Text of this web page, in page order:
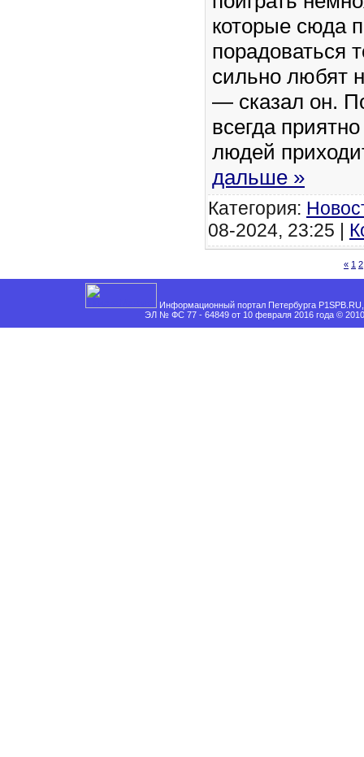
которые сюда
порадоваться
сильно любят
— сказал он.
всегда
людей
дальше »
Категория:
08-2024, 23:25 |
« 1 2
Информационный портал Петербурга
ЭЛ № ФС 77 - 64849 от 10 февраля 2016 года ©